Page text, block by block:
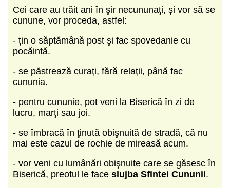
Cei care au trăit ani în şir necununaţi, şi vor să se
cunune, vor proceda, astfel:
- țin o săptămână post şi fac spovedanie cu
pocăință.
- se păstrează curaţi, fără relaţii, până fac
cununia.
- pentru cununie, pot veni la Biserică în zi de
lucru, marţi sau joi.
- se îmbracă în ţinută obişnuită de stradă, că nu
mai este cazul de rochie de mireasă acum.
- vor veni cu lumânări obişnuite care se găsesc în
Biserică, preotul le face slujba Sfintei Cununii.